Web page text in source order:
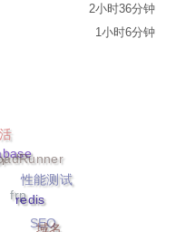
2小时36分钟
1小时6分钟
frp
SEO
域名
redis
性能测试